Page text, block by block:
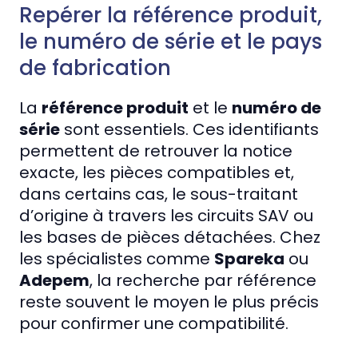
Repérer la référence produit,
le numéro de série et le pays
de fabrication
La référence produit et le numéro de
série sont essentiels. Ces identifiants
permettent de retrouver la notice
exacte, les pièces compatibles et,
dans certains cas, le sous-traitant
d’origine à travers les circuits SAV ou
les bases de pièces détachées. Chez
les spécialistes comme Spareka ou
Adepem, la recherche par référence
reste souvent le moyen le plus précis
pour confirmer une compatibilité.